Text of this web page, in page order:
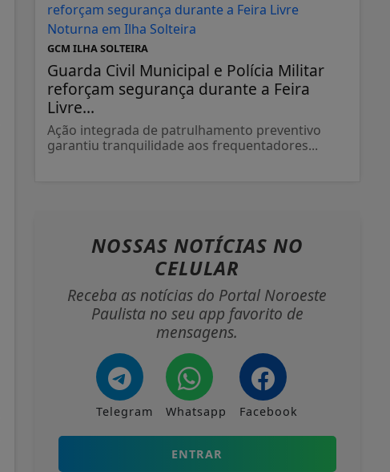
GCM ILHA SOLTEIRA
Guarda Civil Municipal e Polícia Militar
reforçam segurança durante a Feira
Livre...
Ação integrada de patrulhamento preventivo
garantiu tranquilidade aos frequentadores...
NOSSAS NOTÍCIAS NO
CELULAR
Receba as notícias do Portal Noroeste
Paulista no seu app favorito de
mensagens.
Telegram Whatsapp Facebook
ENTRAR